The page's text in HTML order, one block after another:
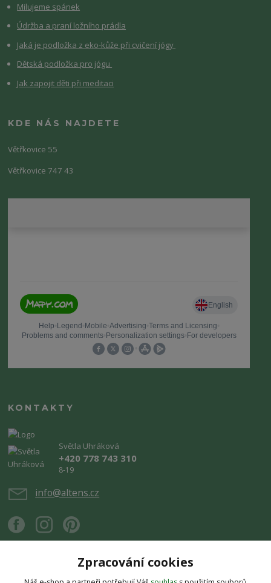
Milujeme spánek
Údržba a praní ložního prádla
Jaká je podložka z eko-kůže při cvičení jógy
Dětská podložka pro jógu
Jak zapojit děti při meditaci
KDE NÁS NAJDETE
Větřkovice 55
Větřkovice 747 43
KONTAKTY
Světla Uhráková
+420 778 743 310
8-19
info@altens.cz
Zpracování cookies